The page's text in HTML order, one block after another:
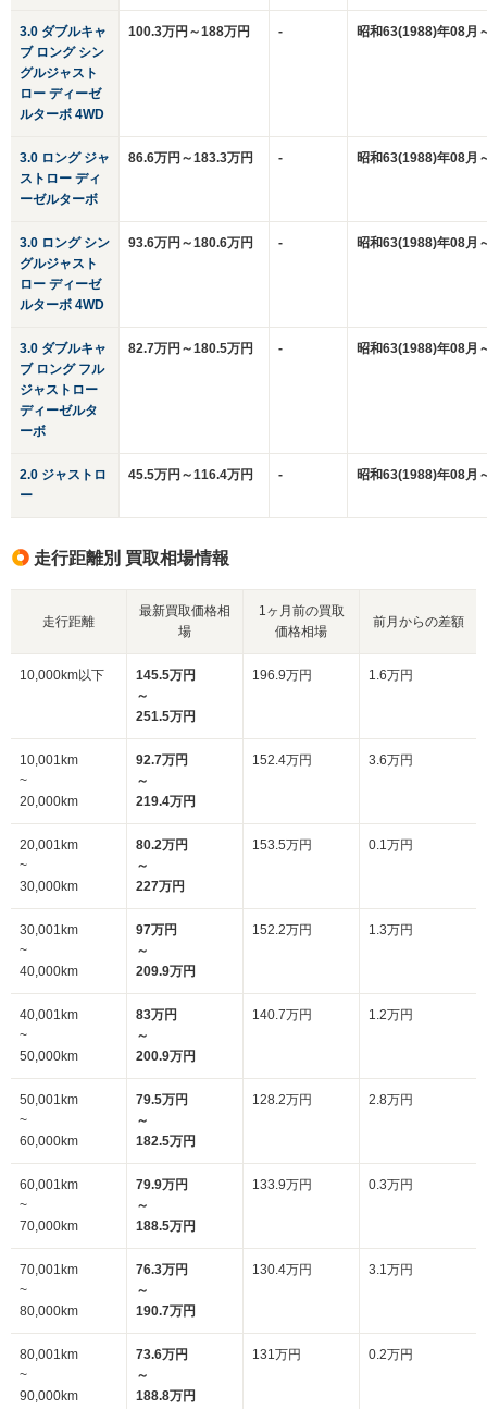
3.0 ダブルキャ
ブ ロング シン
グルジャスト
ロー ディーゼ
ルターボ 4WD
100.3万円～188万円 - 昭和63(1988)年08月
3.0 ロング ジャ
ストロー ディ
ーゼルターボ
86.6万円～183.3万円 - 昭和63(1988)年08月
3.0 ロング シン
グルジャスト
ロー ディーゼ
ルターボ 4WD
93.6万円～180.6万円 - 昭和63(1988)年08月
3.0 ダブルキャ
ブ ロング フル
ジャストロー
ディーゼルタ
ーボ
82.7万円～180.5万円 - 昭和63(1988)年08月
2.0 ジャストロ
ー
45.5万円～116.4万円 - 昭和63(1988)年08月
走行距離別 買取相場情報
走行距離
最新買取価格相
場
1ヶ月前の買取
価格相場
前月からの差額
10,000km以下
145.5万円
～
251.5万円
196.9万円 1.6万円
10,001km
~
20,000km
92.7万円
～
219.4万円
152.4万円 3.6万円
20,001km
~
30,000km
80.2万円
～
227万円
153.5万円 0.1万円
30,001km
~
40,000km
97万円
～
209.9万円
152.2万円 1.3万円
40,001km
~
50,000km
83万円
～
200.9万円
140.7万円 1.2万円
50,001km
~
60,000km
79.5万円
～
182.5万円
128.2万円 2.8万円
60,001km
~
70,000km
79.9万円
～
188.5万円
133.9万円 0.3万円
70,001km
~
80,000km
76.3万円
～
190.7万円
130.4万円 3.1万円
80,001km
~
90,000km
73.6万円
～
188.8万円
131万円 0.2万円